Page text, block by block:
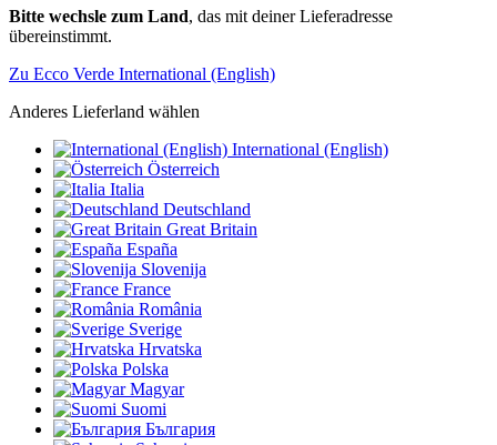
Bitte wechsle zum Land, das mit deiner Lieferadresse
übereinstimmt.
Zu Ecco Verde International (English)
Anderes Lieferland wählen
International (English)
Österreich
Italia
Deutschland
Great Britain
España
Slovenija
France
România
Sverige
Hrvatska
Polska
Magyar
Suomi
България